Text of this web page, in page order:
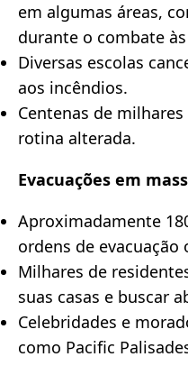
em algumas áreas,
durante o combate
Diversas escolas
aos incêndios.
Centenas de
rotina alterada.
Evacuações em
Aproximadamente
ordens de evacuação
Milhares de
suas casas e buscar
Celebridades e
como Pacific